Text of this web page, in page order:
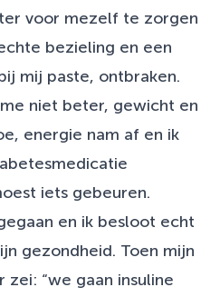
voor mezelf te zorgen
bezieling en een
mij paste, ontbraken.
niet beter, gewicht en
energie nam af en ik
iets gebeuren.
en ik besloot echt
gezondheid. Toen mijn
“we gaan insuline